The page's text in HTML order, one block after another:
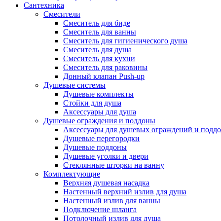
Сантехника
Смесители
Смеситель для биде
Смеситель для ванны
Смеситель для гигиенического душа
Смеситель для душа
Смеситель для кухни
Смеситель для раковины
Донный клапан Push-up
Душевые системы
Душевые комплекты
Стойки для душа
Аксессуары для душа
Душевые ограждения и поддоны
Аксессуары для душевых ограждений и
Душевые перегородки
Душевые поддоны
Душевые уголки и двери
Стеклянные шторки на ванну
Комплектующие
Верхняя душевая насадка
Настенный верхний излив для душа
Настенный излив для ванны
Подключение шланга
Потолочный излив для душа